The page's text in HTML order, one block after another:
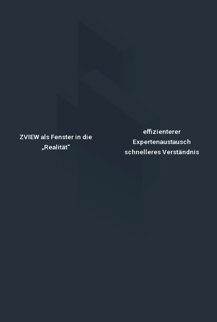
ZVIEW als Fenster in die
„Realität“
effizienterer
Expertenaustausch
schnelleres Verständnis